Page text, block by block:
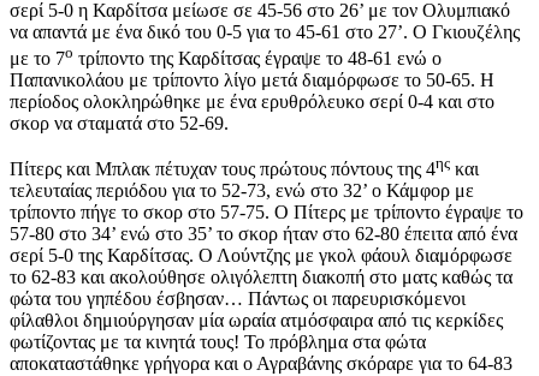
σερί 5-0 η Καρδίτσα μείωσε σε 45-56 στο 26’ με τον Ολυμπιακό
να απαντά με ένα δικό του 0-5 για το 45-61 στο 27’. Ο Γκιουζέλης
με το 7ο τρίποντο της Καρδίτσας έγραψε το 48-61 ενώ ο
Παπανικολάου με τρίποντο λίγο μετά διαμόρφωσε το 50-65. Η
περίοδος ολοκληρώθηκε με ένα ερυθρόλευκο σερί 0-4 και στο
σκορ να σταματά στο 52-69.
Πίτερς και Μπλακ πέτυχαν τους πρώτους πόντους της 4ης και
τελευταίας περιόδου για το 52-73, ενώ στο 32’ ο Κάμφορ με
τρίποντο πήγε το σκορ στο 57-75. Ο Πίτερς με τρίποντο έγραψε το
57-80 στο 34’ ενώ στο 35’ το σκορ ήταν στο 62-80 έπειτα από ένα
σερί 5-0 της Καρδίτσας. Ο Λούντζης με γκολ φάουλ διαμόρφωσε
το 62-83 και ακολούθησε ολιγόλεπτη διακοπή στο ματς καθώς τα
φώτα του γηπέδου έσβησαν… Πάντως οι παρευρισκόμενοι
φίλαθλοι δημιούργησαν μία ωραία ατμόσφαιρα από τις κερκίδες
φωτίζοντας με τα κινητά τους! Το πρόβλημα στα φώτα
αποκαταστάθηκε γρήγορα και ο Αγραβάνης σκόραρε για το 64-83